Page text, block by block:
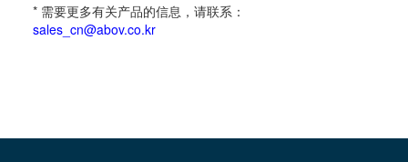
* 需要更多有关产品的信息，请联系：
sales_cn@abov.co.kr